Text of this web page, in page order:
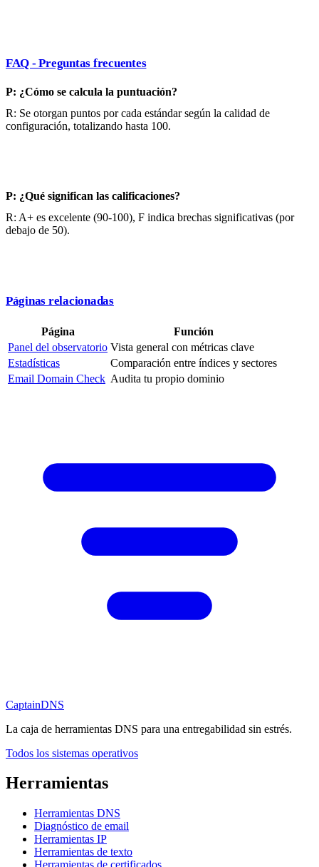
FAQ - Preguntas frecuentes
P: ¿Cómo se calcula la puntuación?
R: Se otorgan puntos por cada estándar según la calidad de
configuración, totalizando hasta 100.
P: ¿Qué significan las calificaciones?
R: A+ es excelente (90-100), F indica brechas significativas (por
debajo de 50).
Páginas relacionadas
Página
Función
Panel del observatorio Vista general con métricas clave
Estadísticas
Comparación entre índices y sectores
Email Domain Check Audita tu propio dominio
CaptainDNS
La caja de herramientas DNS para una entregabilidad sin estrés.
Todos los sistemas operativos
Herramientas
Herramientas DNS
Diagnóstico de email
Herramientas IP
Herramientas de texto